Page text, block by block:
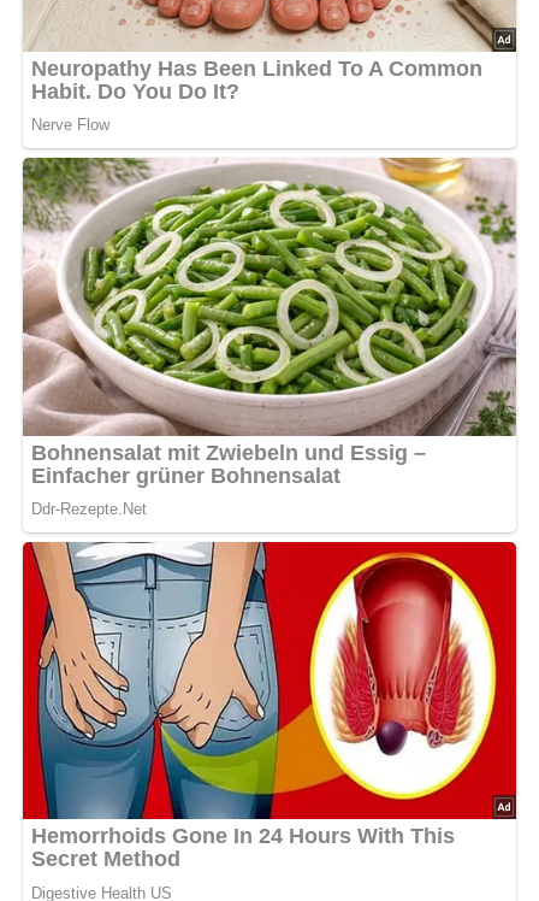
zusammenhängender Pfannkuchen entstanden ist.
Nach: Spaß am Kochen, Verlag für die Frau, Leipzig, DDR
Abonniere jetzt unseren Newsletter!
Kein Spam, kein Bullshit, keine Weitergabe deiner Mailadresse an Dritte!
Jetzt Sterne vergeben – Rezept
bewerten
4.7/5(3 Bewertung)